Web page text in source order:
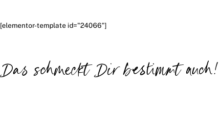
[elementor-template id="24066"]
Das schmeckt Dir bestimmt auch!